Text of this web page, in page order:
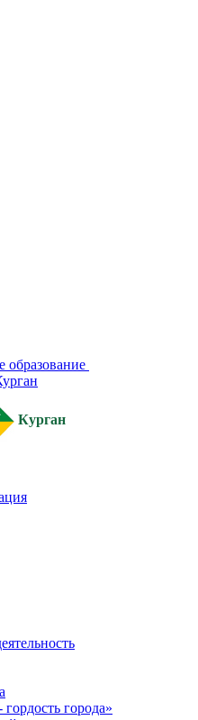
Курган
города»